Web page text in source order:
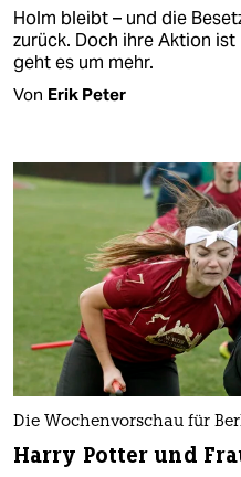
Holm bleibt – und die
zurück. Doch ihre Aktion
geht es um mehr.
Von Erik Peter
Die Wochenvorschau für
Harry Potter und